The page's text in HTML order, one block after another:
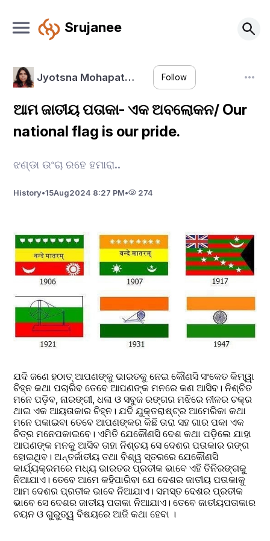
Srujanee
Jyotsna Mohapat… Follow
ଆମ ଜାତୀୟ ପତାକା- ଏକ ଅବଲୋକନ/ Our
national flag is our pride.
ଝଣ୍ଡା ଉଂଚା ରହେ ହମାରା..
History•15Aug2024 8:27 PM• 274
ଯଦି ଜଣେ ହଠାତ୍ ଆପଣଙ୍କୁ ଭାରତକୁ ନେଇ କୌଣସି ସଂକେତ କିମ୍ୱା
ଚିହ୍ନ କଥା ପଚାରିବ ତେବେ ଆପଣଙ୍କ ମନରେ କଣ ଆସିବ। ନିଶ୍ଚିତ
ମନେ ପଡ଼ିବ, ନାରଙ୍ଗୀ, ଧଳା ଓ ସବୁଜ ରଙ୍ଗର ମଝିରେ ନୀଳର ଚକ୍ର
ଥାଇ ଏକ ଆୟତାକାର ଚିହ୍ନ। ଯଦି ଯୁକ୍ତରାଷ୍ଟ୍ର ଆମେରିକା କଥା
ମନେ ପକାଇବା ତେବେ ଆପଣଙ୍କର କିଛି ତାରା ସହ ଗାର ପକା ଏକ
ଚିତ୍ର ମନେପକାଇବେ। ଏମିତି ଯେକୌଣସି ଦେଶ କଥା ପଡ଼ିଲେ ଯାହା
ଆପଣଙ୍କ ମନକୁ ଆସିବ ତାହା ନିଶ୍ଚୟ ସେ ଦେଶର ପତାକାର ରଙ୍ଗ
ହୋଇଥିବ। ଅନ୍ତର୍ଜାତୀୟ ତଥା ବିଶ୍ୱ ସ୍ତରରେ ଯେକୌଣସି
କାର୍ଯ୍ୟକ୍ରମରେ ମଧ୍ୟ ଭାରତର ପ୍ରତୀକ ଭାବେ ଏହି ତିନିରଙ୍ଗକୁ
ନିଆଯାଏ। ତେବେ ଆମେ କହିପାରିବା ଯେ ଦେଶର ଜାତୀୟ ପତାକାକୁ
ଆମ ଦେଶର ପ୍ରତୀକ ଭାବେ ନିଆଯାଏ। ସମସ୍ତ ଦେଶର ପ୍ରତୀକ
ଭାବେ ସେ ଦେଶର ଜାତୀୟ ପତାକା ନିଆଯାଏ। ତେବେ ଜାତୀୟପତାକାର
ଚୟନ ଓ ଗୁରୁତ୍ୱ ବିଷୟରେ ଆଜି କଥା ହେବା ।